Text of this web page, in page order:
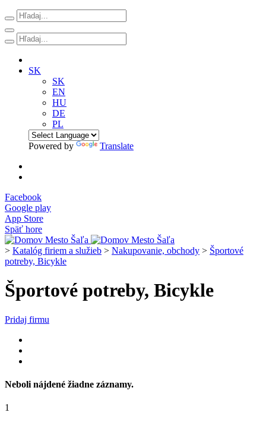
SK
SK
EN
HU
DE
PL
Powered by Translate
Facebook
Google play
App Store
Späť hore
> Katalóg firiem a služieb > Nakupovanie, obchody > Športové
potreby, Bicykle
Športové potreby, Bicykle
Pridaj firmu
Neboli nájdené žiadne záznamy.
1